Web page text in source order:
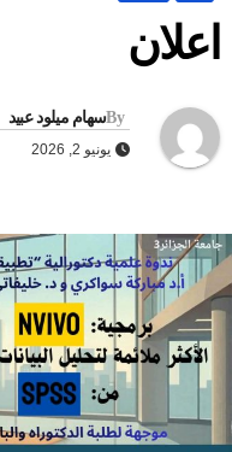
Byسهام ميلود عبيد
يونيو 2, 2026